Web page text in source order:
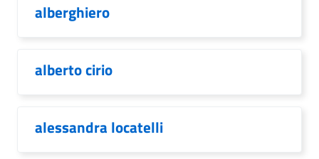
alberghiero
alberto cirio
alessandra locatelli